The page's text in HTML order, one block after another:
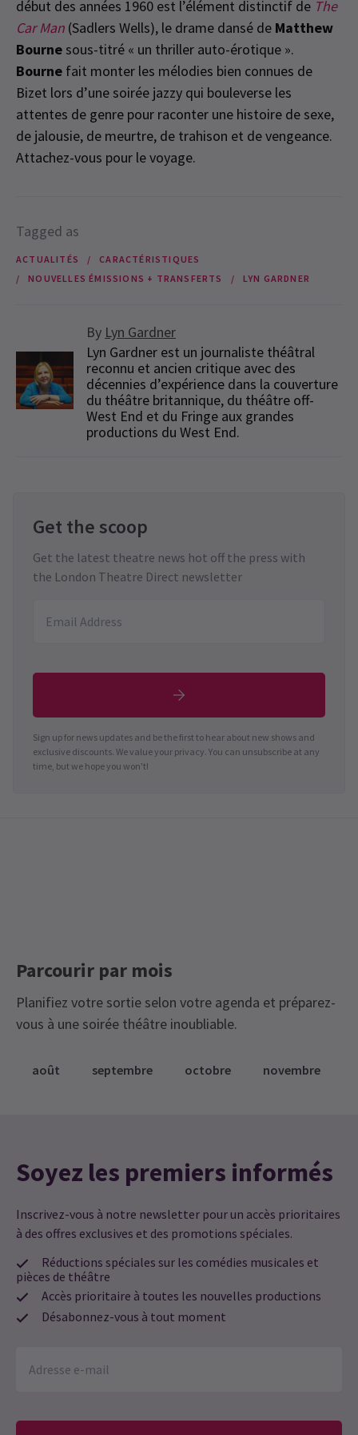
début des années 1960 est l’élément distinctif de The
Car Man (Sadlers Wells), le drame dansé de Matthew
Bourne sous-titré « un thriller auto-érotique ».
Bourne fait monter les mélodies bien connues de
Bizet lors d’une soirée jazzy qui bouleverse les
attentes de genre pour raconter une histoire de sexe,
de jalousie, de meurtre, de trahison et de vengeance.
Attachez-vous pour le voyage.
Tagged as
ACTUALITÉS
CARACTÉRISTIQUES
NOUVELLES ÉMISSIONS + TRANSFERTS
LYN GARDNER
By Lyn Gardner
Lyn Gardner est un journaliste théâtral
reconnu et ancien critique avec des
décennies d’expérience dans la couverture
du théâtre britannique, du théâtre off-
West End et du Fringe aux grandes
productions du West End.
Get the scoop
Get the latest theatre news hot off the press with
the London Theatre Direct newsletter
Sign up for news updates and be the first to hear about new shows and
exclusive discounts. We value your privacy. You can unsubscribe at any
time, but we hope you won't!
Parcourir par mois
Planifiez votre sortie selon votre agenda et préparez-
vous à une soirée théâtre inoubliable.
août septembre octobre novembre
Soyez les premiers informés
Inscrivez-vous à notre newsletter pour un accès prioritaires
à des offres exclusives et des promotions spéciales.
Réductions spéciales sur les comédies musicales et
pièces de théâtre
Accès prioritaire à toutes les nouvelles productions
Désabonnez-vous à tout moment